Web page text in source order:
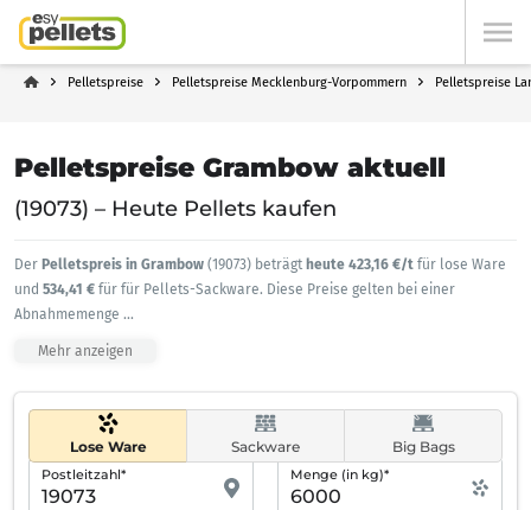
Pelletspreise Pelletspreise Mecklenburg-Vorpommern Pelletspreise
Pelletspreise Grambow aktuell
(19073) – Heute Pellets kaufen
Der Pelletspreis in Grambow (19073) beträgt heute 423,16 €/t für lose Ware
und 534,41 € für für Pellets-Sackware. Diese Preise gelten bei einer
Abnahmemenge ...
Mehr anzeigen
Lose Ware Sackware Big Bags
Postleitzahl* Menge (in kg)*